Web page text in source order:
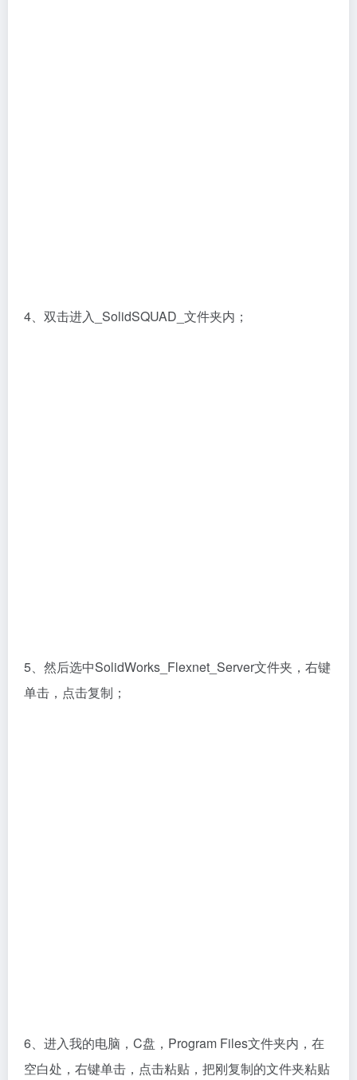
4、双击进入_SolidSQUAD_文件夹内；
5、然后选中SolidWorks_Flexnet_Server文件夹，右键
单击，点击复制；
6、进入我的电脑，C盘，Program Files文件夹内，在
空白处，右键单击，点击粘贴，把刚复制的文件夹粘贴